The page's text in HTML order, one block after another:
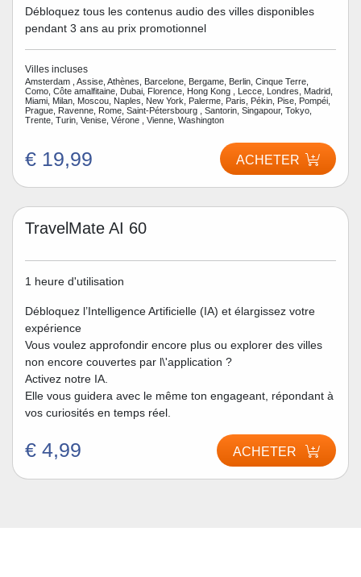
Débloquez tous les contenus audio des villes disponibles
pendant 3 ans au prix promotionnel
Villes incluses
Amsterdam , Assise, Athènes, Barcelone, Bergame, Berlin, Cinque Terre,
Como, Côte amalfitaine, Dubai, Florence, Hong Kong , Lecce, Londres, Madrid,
Miami, Milan, Moscou, Naples, New York, Palerme, Paris, Pékin, Pise, Pompéi,
Prague, Ravenne, Rome, Saint-Pétersbourg , Santorin, Singapour, Tokyo,
Trente, Turin, Venise, Vérone , Vienne, Washington
€ 19,99 ACHETER
TravelMate AI 60
1 heure d'utilisation
Débloquez l’Intelligence Artificielle (IA) et élargissez votre
expérience
Vous voulez approfondir encore plus ou explorer des villes
non encore couvertes par l\'application ?
Activez notre IA.
Elle vous guidera avec le même ton engageant, répondant à
vos curiosités en temps réel.
€ 4,99 ACHETER